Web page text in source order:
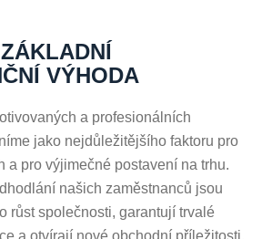
VÝHODA
a profesionálních
jako nejdůležitějšího faktoru pro
a pro výjimečné postavení na trhu.
našich zaměstnanců jsou
růst společnosti, garantují trvalé
a otvírají nové obchodní příležitosti.